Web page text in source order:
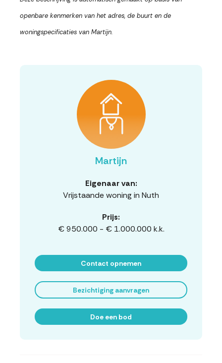
openbare kenmerken van het adres, de buurt en de
woningspecificaties van Martijn.
Martijn
Eigenaar van:
Vrijstaande woning in Nuth
Prijs:
€ 950.000 - € 1.000.000 k.k.
Contact opnemen
Bezichtiging aanvragen
Doe een bod